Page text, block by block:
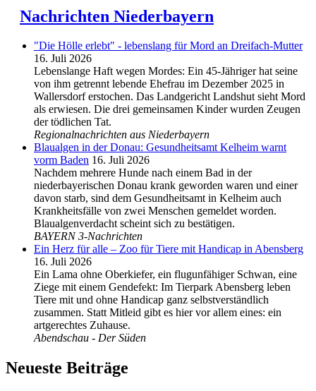
Nachrichten Niederbayern
"Die Hölle erlebt" - lebenslang für Mord an Dreifach-Mutter
16. Juli 2026
Lebenslange Haft wegen Mordes: Ein 45-Jähriger hat seine
von ihm getrennt lebende Ehefrau im Dezember 2025 in
Wallersdorf erstochen. Das Landgericht Landshut sieht Mord
als erwiesen. Die drei gemeinsamen Kinder wurden Zeugen
der tödlichen Tat.
Regionalnachrichten aus Niederbayern
Blaualgen in der Donau: Gesundheitsamt Kelheim warnt
vorm Baden 16. Juli 2026
Nachdem mehrere Hunde nach einem Bad in der
niederbayerischen Donau krank geworden waren und einer
davon starb, sind dem Gesundheitsamt in Kelheim auch
Krankheitsfälle von zwei Menschen gemeldet worden.
Blaualgenverdacht scheint sich zu bestätigen.
BAYERN 3-Nachrichten
Ein Herz für alle – Zoo für Tiere mit Handicap in Abensberg
16. Juli 2026
Ein Lama ohne Oberkiefer, ein flugunfähiger Schwan, eine
Ziege mit einem Gendefekt: Im Tierpark Abensberg leben
Tiere mit und ohne Handicap ganz selbstverständlich
zusammen. Statt Mitleid gibt es hier vor allem eines: ein
artgerechtes Zuhause.
Abendschau - Der Süden
Neueste Beiträge